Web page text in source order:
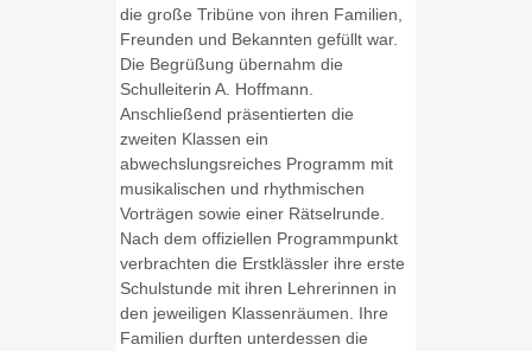
die große Tribüne von ihren Familien,
Freunden und Bekannten gefüllt war.
Die Begrüßung übernahm die
Schulleiterin A. Hoffmann.
Anschließend präsentierten die
zweiten Klassen ein
abwechslungsreiches Programm mit
musikalischen und rhythmischen
Vorträgen sowie einer Rätselrunde.
Nach dem offiziellen Programmpunkt
verbrachten die Erstklässler ihre erste
Schulstunde mit ihren Lehrerinnen in
den jeweiligen Klassenräumen. Ihre
Familien durften unterdessen die